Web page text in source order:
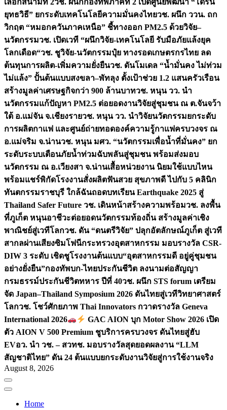
เลือกสนามที่ 2วช. ผนึกกองทัพภาคที่ 2 เปิดศูนย์พัฒนา “โดรน
ยุทธวิธี” ยกระดับเทคโนโลยีความมั่นคงไทยวช. ผนึก ววน. ถก
วิกฤต “หมอกควันภาคเหนือ” ชี้ทางออก PM2.5 ด้วยวิจัย–
นวัตกรรมวช. เปิดเวที “ผนึกวิจัย-เทคโนโลยี รับมือภัยแล้งยุค
โลกเดือด“วช. ชูวิจัย-นวัตกรรมปุ๋ย ทางรอดเกษตรกรไทย ลด
ต้นทุนการผลิต-เพิ่มความยั่งยืนวช. ดันโมเดล “น้ำมั่นคง ไม่ท่วม
ไม่แล้ง” ปั้นต้นแบบสงขลา–พัทลุง ตั้งเป้าช่วย 1.2 แสนครัวเรือน
สร้างมูลค่าเศรษฐกิจกว่า 900 ล้านบาทวช. หนุน วว. นำ
นวัตกรรมแก้ปัญหา PM2.5 ต่อยอดงานวิจัยสู่ชุมชน ณ ต.จันจว้า
ใต้ อ.แม่จัน จ.เชียงรายวช. หนุน วว. นำวิจัยนวัตกรรมยกระดับ
การผลิตกาแฟ และศูนย์ถ่ายทอดองค์ความรู้กาแฟครบวงจร ณ
อ.แม่จริม จ.น่านวช. หนุน มศว. “นวัตกรรมเพื่อน้ำที่มั่นคง” ยก
ระดับระบบเตือนภัยน้ำท่วมฉับพลันสู่ชุมชน พร้อมส่งมอบ
นวัตกรรม ณ อ.เวียงสา จ.น่านเสื้อหน่วยงาน นิยมใช้แบบไหน
พร้อมแชร์พิกัดโรงงานสั่งผลิตฟันสวย สุขภาพดี ไปกับ 5 คลินิก
ทันตกรรมราชบุรี ใกล้ฉันถอดบทเรียน Earthquake 2025 สู่
Thailand Safer Future วช. เดินหน้าสร้างความพร้อมวช. ลงพื้น
ที่ภูเก็ต หนุนอาชีวะต่อยอดนวัตกรรมท้องถิ่น สร้างมูลค่าเชิง
พาณิชย์สู่เวทีโลกวช. ดัน “ดนตรีวิจัย” ปลุกอัตลักษณ์ภูเก็ต สู่เวที
สากลผ่านเสียงซิมโฟนีกระทรวงอุตสาหกรรม มอบรางวัล CSR-
DIW 3 ระดับ เชิดชูโรงงานต้นแบบ“อุตสาหกรรมดี อยู่คู่ชุมชน
อย่างยั่งยืน”กองทัพบก-ไทยประกันชีวิต ลงนามต่อสัญญา
กรมธรรม์ประกันชีวิตทหาร ปีที่ 40วช. ผนึก STS forum เตรียม
จัด Japan–Thailand Symposium 2026 ดันไทยสู่เวทีวิทยาศาสตร์
โลกวช. โชว์ศักยภาพ Thai Innovators กวาดรางวัล Geneva
International 2026
GAC AION บุก Motor Show 2026 เปิด
ตัว AION V 500 Premium ชูบริการครบวงจร ดันไทยสู่ฮับ
EVอว. นำ วช. – สวทช. มอบรางวัลสุดยอดผลงาน “LLM
สัญชาติไทย” ดัน 24 ต้นแบบยกระดับงานวิจัยสู่การใช้งานจริง
August 8, 2026
Home